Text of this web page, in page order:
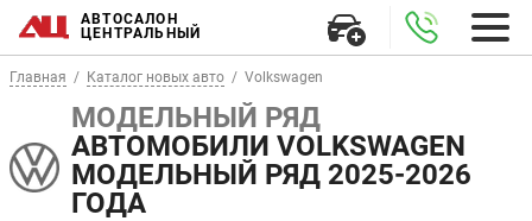
АВТОСАЛОН
ЦЕНТРАЛЬНЫЙ
Главная Каталог новых авто Volkswagen
МОДЕЛЬНЫЙ РЯД
АВТОМОБИЛИ VOLKSWAGEN
МОДЕЛЬНЫЙ РЯД 2025-2026
ГОДА